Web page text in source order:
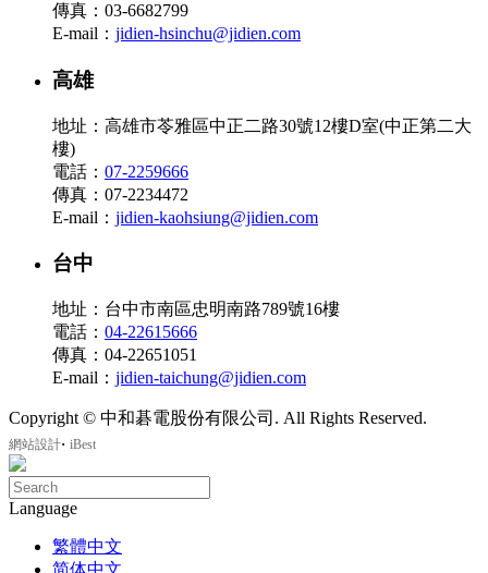
傳真：03-6682799
E-mail： jidien-hsinchu@jidien.com
高雄
地址：高雄市苓雅區中正二路30號12樓D室(中正第二大
樓)
電話： 07-2259666
傳真：07-2234472
E-mail： jidien-kaohsiung@jidien.com
台中
地址：台中市南區忠明南路789號16樓
電話： 04-22615666
傳真：04-22651051
E-mail： jidien-taichung@jidien.com
Copyright © 中和碁電股份有限公司. All Rights Reserved.
網站設計‧ iBest
Language
繁體中文